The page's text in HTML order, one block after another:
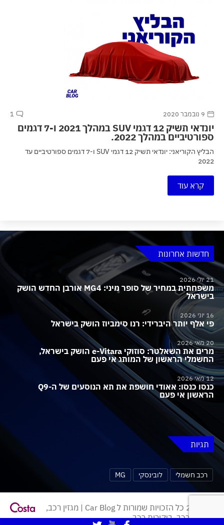
9 נובמבר 2020 1
יונדאי תשיק 12 דגמי SUV במהלך 2021 ו-7 דגמים
ספורטיביים במהלך 2022.
הבליץ הקוריאני: יונדאי תשיק 12 דגמי SUV ו-7 דגמים ספורטיביים עד
2022
קרא עוד
חדשות אחרונות
21 יולי 2026
משפחתית במחיר של סופר מיני: MG4 אורבן החדש הושק
בישראל
16 יוני 2026
פי אלף יותר היברידי: רנו סימביוז הושק בישראל
20 מאי 2026
מרים את השאלטר: סוזוקי e-Vitara הושק בישראל,
החשמלי הראשון של המותג אי פעם
12 מאי 2026
כנסו כנסו: אאודי חושפת את תא הנוסעים של ה-Q9
הראשון אי פעם
תגיות
רכב חשמלי לובינסקי MG
© 2026 כל הזכויות שמורות ל Car Blog | מגזין רכב,
חדשות רכב, ביקורות רכב.